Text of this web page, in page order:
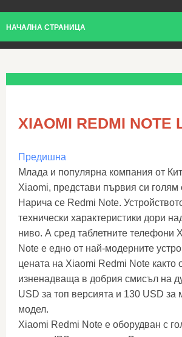
НАЧАЛНА СТРАНИЦА
XIAOMI REDMI
Предишна
Млада и популярна компания от
Xiaomi, представи първия си
Нарича се Redmi Note.
технически характеристики дори
ниво. А сред таблетните телефони
Note е едно от най-модерните
цената на Xiaomi Redmi Note както
изненадваща в добрия смисъл на
USD за топ версията и 130 USD за
модел.
Xiaomi Redmi Note е оборудван с